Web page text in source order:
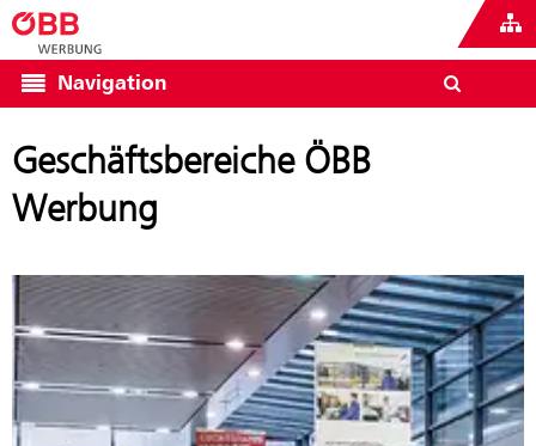
Navigation
Geschäftsbereiche ÖBB
Werbung